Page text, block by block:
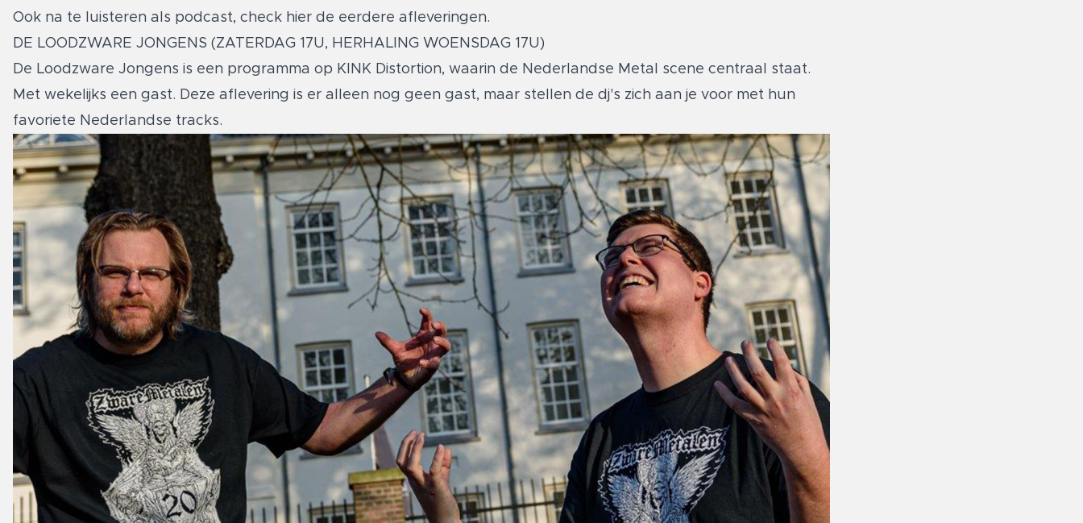
Ook na te luisteren als podcast, check hier de eerdere afleveringen.
DE LOODZWARE JONGENS (ZATERDAG 17U, HERHALING WOENSDAG 17U)
De Loodzware Jongens is een programma op KINK Distortion, waarin de Nederlandse Metal scene centraal staat.
Met wekelijks een gast. Deze aflevering is er alleen nog geen gast, maar stellen de dj's zich aan je voor met hun
favoriete Nederlandse tracks.